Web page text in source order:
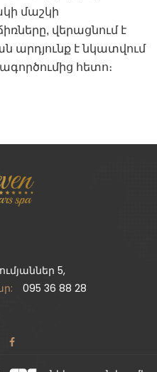
մաշկի
վերացնում է
արդյունք է նկատվում
հետո։
5,
095 36 88 28